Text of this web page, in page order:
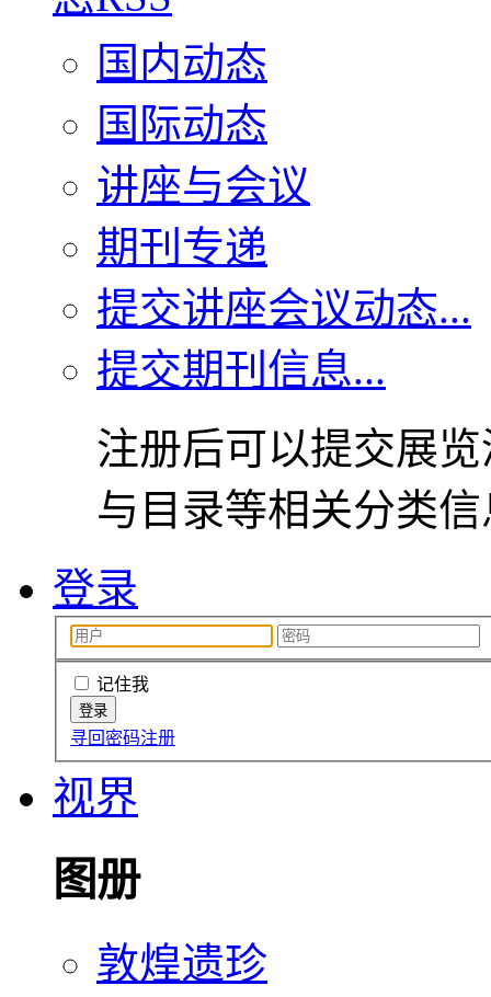
国内动态
国际动态
讲座与会议
期刊专递
提交讲座会议动态...
提交期刊信息...
注册后可以提交展
与目录等相关分类
登录
记住我
寻回密码注册
视界
图册
敦煌遗珍